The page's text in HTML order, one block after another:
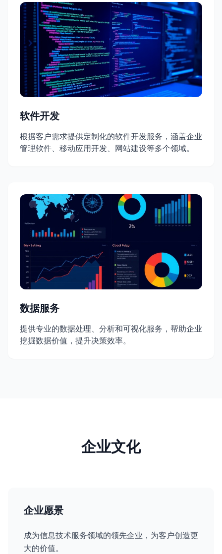
软件开发
根据客户需求提供定制化的软件开发服务，涵盖企业
管理软件、移动应用开发、网站建设等多个领域。
数据服务
提供专业的数据处理、分析和可视化服务，帮助企业
挖掘数据价值，提升决策效率。
企业文化
企业愿景
成为信息技术服务领域的领先企业，为客户创造更
大的价值。